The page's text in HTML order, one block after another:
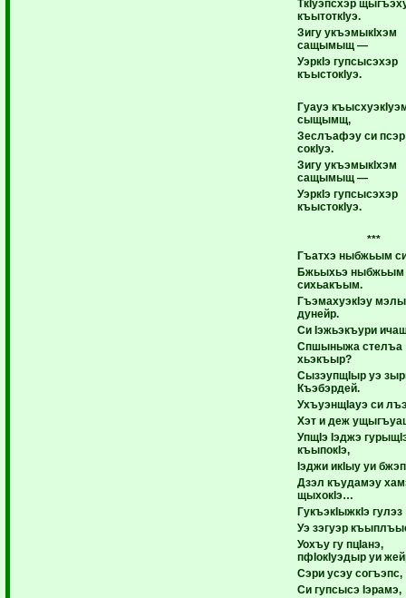
ТкIуэпсхэр
къытоткIуэ.
Зигу укъэмыкIхэм
сащымыщ —
УэркIэ гупсысэхэр
къыстокIуэ.
Гуауэ
сыщымщ,
Зеслъафэу си
сокIуэ.
Зигу укъэмыкIхэм
сащымыщ —
УэркIэ гупсысэхэр
къыстокIуэ.
***
Гъатхэ ныбжьым
Бжьыхьэ ныбжьым
сихьакъым.
ГъэмахуэкIэу
дунейр.
Си Iэжьэкъури
Спшыныжа стелъа
хьэкъыр?
СызэупщIыр уэ
Къэбэрдей.
УхъуэнщIауэ си
Хэт и деж
УпщIэ Iэджэ
къыпокIэ,
Iэджи икIыу уи
Дзэл къудамэу
щыхокIэ…
ГукъэкIыжкIэ гулэз
Уэ зэгуэр
Уохъу гу пцIанэ,
пфIокIуэдыр уи
Сэри усэу согъэпс,
Си гупсысэ Iэрамэ,